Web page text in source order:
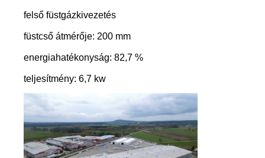
felső füstgázkivezetés
füstcső átmérője: 200 mm
energiahatékonyság: 82,7 %
teljesítmény: 6,7 kw